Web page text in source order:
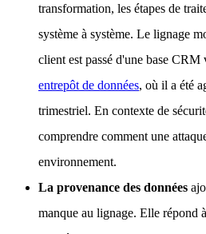
transformation, les étapes de
système à système. Le lignage
client est passé d'une base
entrepôt de données, où il a été
trimestriel. En contexte de
comprendre comment une
environnement.
La provenance des données
manque au lignage. Elle répond